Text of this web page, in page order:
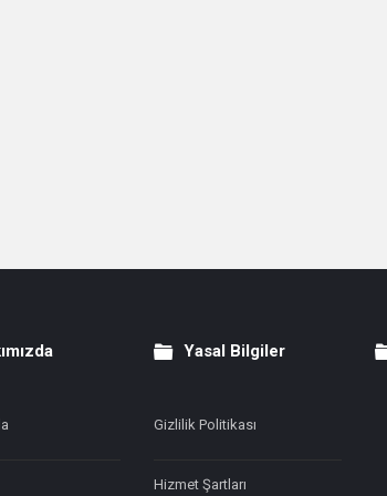
Yasal Bilgiler
Gizlilik Politikası
Hizmet Şartları